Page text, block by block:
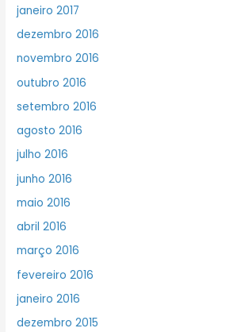
janeiro 2017
dezembro 2016
novembro 2016
outubro 2016
setembro 2016
agosto 2016
julho 2016
junho 2016
maio 2016
abril 2016
março 2016
fevereiro 2016
janeiro 2016
dezembro 2015